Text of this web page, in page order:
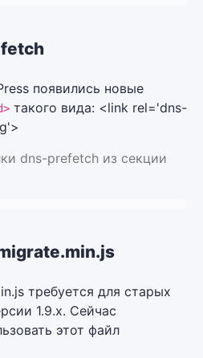
появились новые
такого вида: <link rel='dns-
dns-prefetch из секции
требуется для старых
1.9.х. Сейчас
этот файл